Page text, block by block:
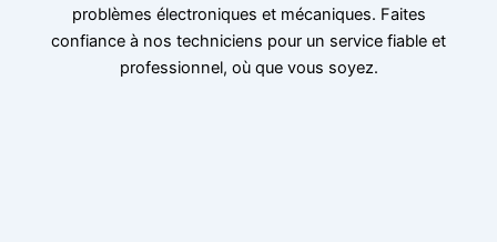
problèmes électroniques et mécaniques. Faites
confiance à nos techniciens pour un service fiable et
professionnel, où que vous soyez.